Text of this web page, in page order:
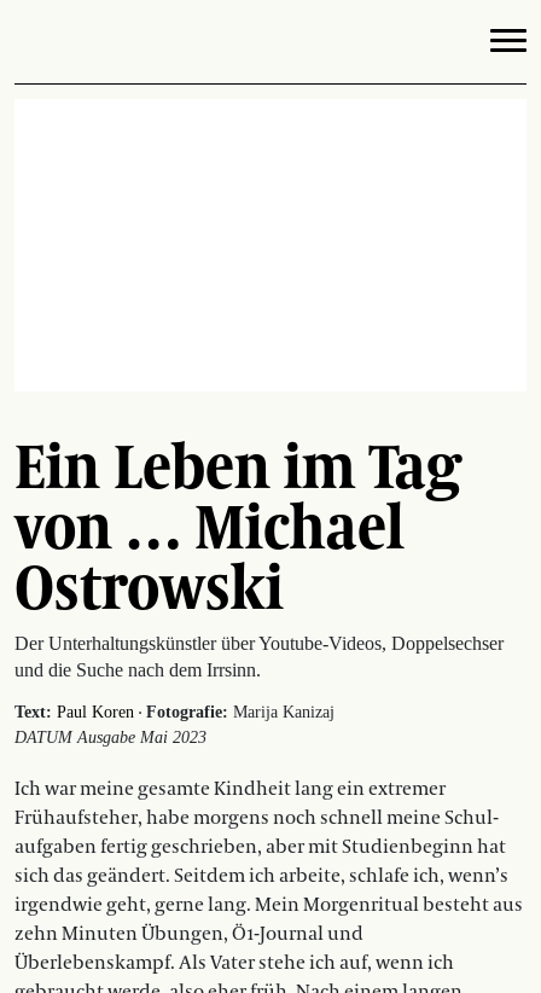
Ein Leben im Tag
von … Michael
Ostrowski
Der Unterhaltungskünstler über Youtube-Videos, Doppelsechser
und die Suche nach dem Irrsinn.
Text: Paul Koren · Fotografie: Marija Kanizaj
DATUM Ausgabe Mai 2023
Ich war meine gesamte Kindheit lang ein extremer
Frühaufsteher, habe morgens noch schnell meine Schul­
aufgaben fertig geschrieben, aber mit Studienbeginn hat
sich das geändert. Seitdem ich arbeite, schlafe ich, wenn’s
irgendwie geht, gerne lang. Mein Morgenritual besteht aus
zehn Minuten Übungen, Ö1-Journal und
Überlebenskampf. Als Vater stehe ich auf, wenn ich